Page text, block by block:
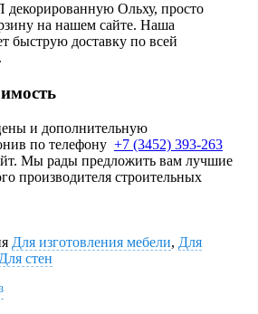
декорированную Ольху, просто
на нашем сайте. Наша
быструю доставку по всей
и дополнительную
по телефону +7 (3452) 393-263
Мы рады предложить вам лучшие
производителя строительных
Для изготовления мебели, Для
Для стен